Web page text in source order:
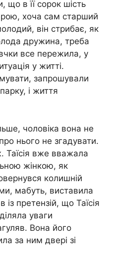
що в її сорок шість
хоча сам старший
він стрибає, як
дружина, треба
все пережила, у
у житті.
запрошували
і життя
чоловіка вона не
нього не згадувати.
Таїсія вже вважала
жінкою, як
колишній
мабуть, виставила
претензій, що Таїсія
уваги
Вона його
за ним двері зі